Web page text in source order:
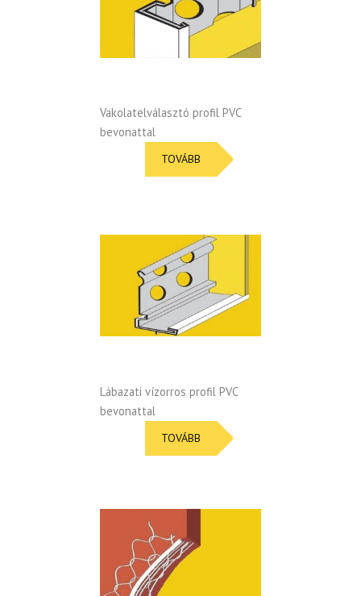
Vakolatelválasztó profil PVC
bevonattal
TOVÁBB
Lábazati vízorros profil PVC
bevonattal
TOVÁBB